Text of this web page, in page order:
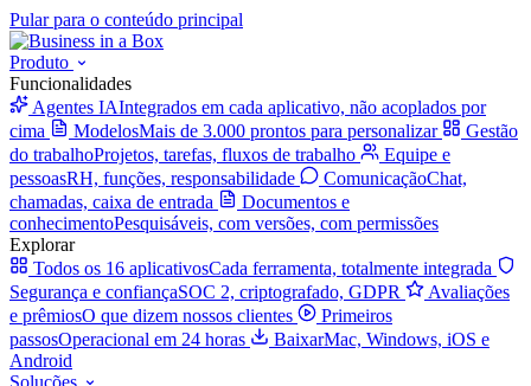
Pular para o conteúdo principal
Produto
Funcionalidades
Agentes IAIntegrados em cada aplicativo, não acoplados por
cima
ModelosMais de 3.000 prontos para personalizar
Gestão
do trabalhoProjetos, tarefas, fluxos de trabalho
Equipe e
pessoasRH, funções, responsabilidade ComunicaçãoChat,
chamadas, caixa de entrada
Documentos e
conhecimentoPesquisáveis, com versões, com permissões
Explorar
Todos os 16 aplicativosCada ferramenta, totalmente integrada
Segurança e confiançaSOC 2, criptografado, GDPR
Avaliações
e prêmiosO que dizem nossos clientes
Primeiros
passosOperacional em 24 horas BaixarMac, Windows, iOS e
Android
Soluções